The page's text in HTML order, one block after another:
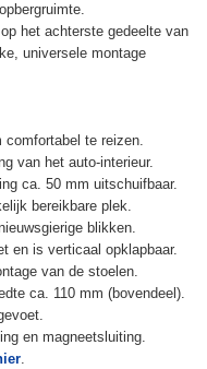
het achterste gedeelte van
universele montage
comfortabel te reizen.
van het auto-interieur.
ca. 50 mm uitschuifbaar.
bereikbare plek.
blikken.
en is verticaal opklapbaar.
van de stoelen.
ca. 110 mm (bovendeel).
en magneetsluiting.
.